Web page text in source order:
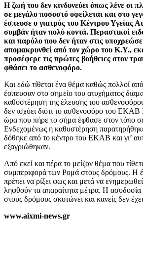
Η ζωή του δεν κινδυνεύει όπως λένε οι
σε μεγάλο ποσοστό οφείλεται και στο
έσπευσε ο γιατρός του Κέντρου Υγείας
συμβάν ήταν πολύ κοντά. Περαστικοί
και παρόλο που δεν ήταν στις
απομακρυνθεί από τον χώρο του Κ.Υ.,
προσέφερε τις πρώτες βοήθειες στον
φθάσει το ασθενοφόρο.
Και εδώ τίθεται ένα θέμα καθώς πολλοί
έσπευσαν στο σημείο του ατυχήματος
καθυστέρηση της έλευσης του
δεν ισχύει διότι το ασθενοφόρο του
ώρα που πήρε το σήμα έφθασε στον τόπο
Ενδεχομένως η καθυστέρηση
δόθηκε από το κέντρο του ΕΚΑΒ και γι’
εξαγριώθηκαν.
Από εκεί και πέρα το μείζον θέμα που
συμπεριφορά των Ρομά στους δρόμους. Η
πρέπει να ρίξει φως και μετά να
ληφθούν τα απαραίτητα μέτρα. Η ασυδοσία
στους δρόμους σκοτώνει και κανείς δεν
www.aixmi-news.gr